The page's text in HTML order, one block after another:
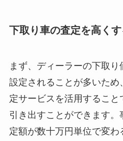
下取り車の査定を高く
まず、ディーラーの下取
設定されることが多いため
定サービスを活用すること
引き出すことができます
定額が数十万円単位で変わ